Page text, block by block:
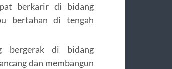
berkarir di bidang
bertahan di tengah
bergerak di bidang
dan membangun